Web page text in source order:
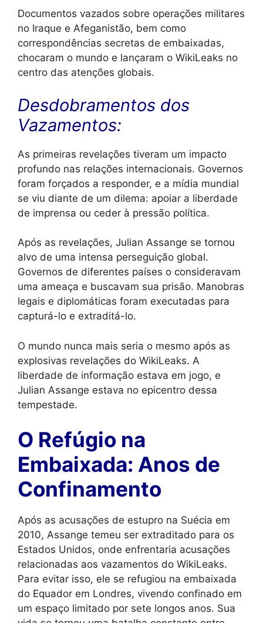
Documentos vazados sobre operações militares
no Iraque e Afeganistão, bem como
correspondências secretas de embaixadas,
chocaram o mundo e lançaram o WikiLeaks no
centro das atenções globais.
Desdobramentos dos
Vazamentos:
As primeiras revelações tiveram um impacto
profundo nas relações internacionais. Governos
foram forçados a responder, e a mídia mundial
se viu diante de um dilema: apoiar a liberdade
de imprensa ou ceder à pressão política.
Após as revelações, Julian Assange se tornou
alvo de uma intensa perseguição global.
Governos de diferentes países o consideravam
uma ameaça e buscavam sua prisão. Manobras
legais e diplomáticas foram executadas para
capturá-lo e extraditá-lo.
O mundo nunca mais seria o mesmo após as
explosivas revelações do WikiLeaks. A
liberdade de informação estava em jogo, e
Julian Assange estava no epicentro dessa
tempestade.
O Refúgio na
Embaixada: Anos de
Confinamento
Após as acusações de estupro na Suécia em
2010, Assange temeu ser extraditado para os
Estados Unidos, onde enfrentaria acusações
relacionadas aos vazamentos do WikiLeaks.
Para evitar isso, ele se refugiou na embaixada
do Equador em Londres, vivendo confinado em
um espaço limitado por sete longos anos. Sua